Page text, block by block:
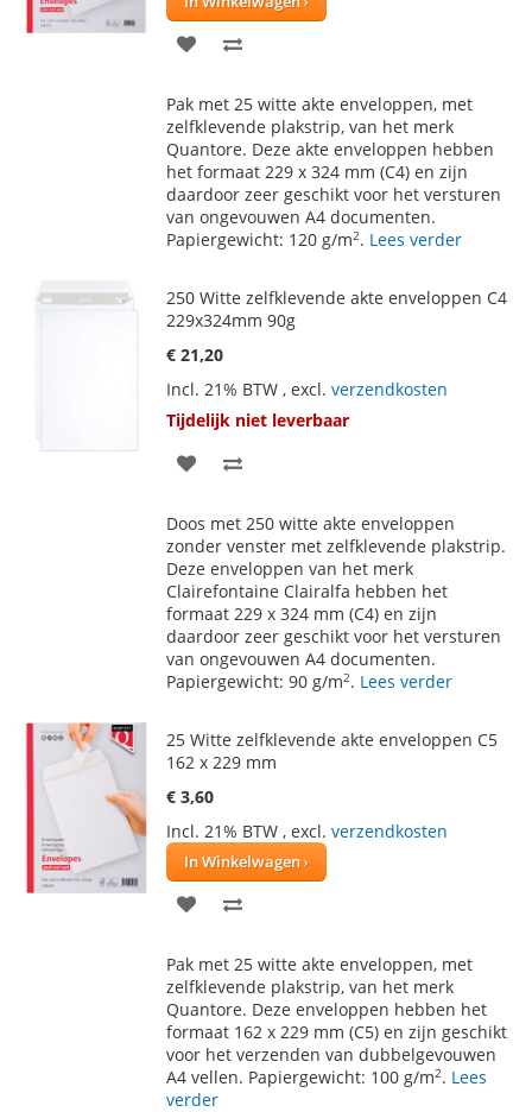
VOEG
AAN
VERLANGLIJST
TE
VERGELIJKEN
Pak met 25 witte akte enveloppen, met
zelfklevende plakstrip, van het merk
Quantore. Deze akte enveloppen hebben
het formaat 229 x 324 mm (C4) en zijn
daardoor zeer geschikt voor het versturen
van ongevouwen A4 documenten.
Papiergewicht: 120 g/m2. Lees verder
250 Witte zelfklevende akte enveloppen C4
229x324mm 90g
€ 21,20
Incl. 21% BTW , excl. verzendkosten
Tijdelijk niet leverbaar
VOEG
AAN
VERLANGLIJST
TE
VERGELIJKEN
Doos met 250 witte akte enveloppen
zonder venster met zelfklevende plakstrip.
Deze enveloppen van het merk
Clairefontaine Clairalfa hebben het
formaat 229 x 324 mm (C4) en zijn
daardoor zeer geschikt voor het versturen
van ongevouwen A4 documenten.
Papiergewicht: 90 g/m2. Lees verder
25 Witte zelfklevende akte enveloppen C5
162 x 229 mm
€ 3,60
Incl. 21% BTW , excl. verzendkosten
In Winkelwagen
VOEG
AAN
VERLANGLIJST
TE
VERGELIJKEN
Pak met 25 witte akte enveloppen, met
zelfklevende plakstrip, van het merk
Quantore. Deze enveloppen hebben het
formaat 162 x 229 mm (C5) en zijn geschikt
voor het verzenden van dubbelgevouwen
A4 vellen. Papiergewicht: 100 g/m2. Lees
verder